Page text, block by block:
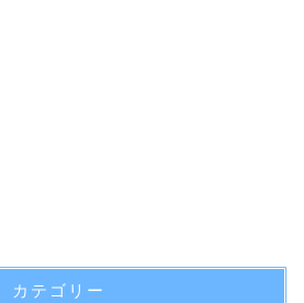
カテゴリー